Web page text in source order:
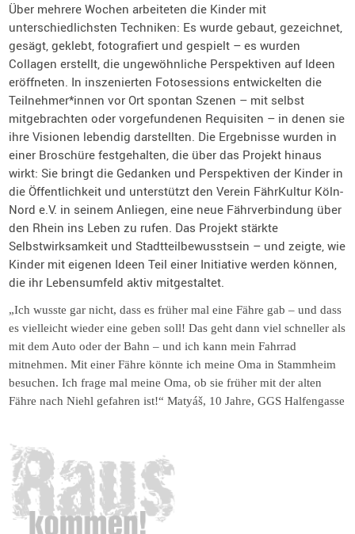
Über mehrere Wochen arbeiteten die Kinder mit
unterschiedlichsten Techniken: Es wurde gebaut, gezeichnet,
gesägt, geklebt, fotografiert und gespielt – es wurden
Collagen erstellt, die ungewöhnliche Perspektiven auf Ideen
eröffneten. In inszenierten Fotosessions entwickelten die
Teilnehmer*innen vor Ort spontan Szenen – mit selbst
mitgebrachten oder vorgefundenen Requisiten – in denen sie
ihre Visionen lebendig darstellten. Die Ergebnisse wurden in
einer Broschüre festgehalten, die über das Projekt hinaus
wirkt: Sie bringt die Gedanken und Perspektiven der Kinder in
die Öffentlichkeit und unterstützt den Verein FährKultur Köln-
Nord e.V. in seinem Anliegen, eine neue Fährverbindung über
den Rhein ins Leben zu rufen. Das Projekt stärkte
Selbstwirksamkeit und Stadtteilbewusstsein – und zeigte, wie
Kinder mit eigenen Ideen Teil einer Initiative werden können,
die ihr Lebensumfeld aktiv mitgestaltet.
„Ich wusste gar nicht, dass es früher mal eine Fähre gab – und dass
es vielleicht wieder eine geben soll! Das geht dann viel schneller als
mit dem Auto oder der Bahn – und ich kann mein Fahrrad
mitnehmen. Mit einer Fähre könnte ich meine Oma in Stammheim
besuchen. Ich frage mal meine Oma, ob sie früher mit der alten
Fähre nach Niehl gefahren ist!“ Matyáš, 10 Jahre, GGS Halfengasse